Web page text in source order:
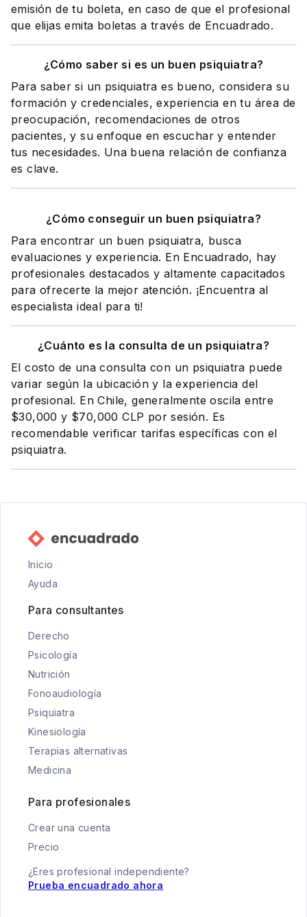
emisión de tu boleta, en caso de que el profesional
que elijas emita boletas a través de Encuadrado.
¿Cómo saber si es un buen psiquiatra?
Para saber si un psiquiatra es bueno, considera su
formación y credenciales, experiencia en tu área de
preocupación, recomendaciones de otros
pacientes, y su enfoque en escuchar y entender
tus necesidades. Una buena relación de confianza
es clave.
¿Cómo conseguir un buen psiquiatra?
Para encontrar un buen psiquiatra, busca
evaluaciones y experiencia. En Encuadrado, hay
profesionales destacados y altamente capacitados
para ofrecerte la mejor atención. ¡Encuentra al
especialista ideal para ti!
¿Cuánto es la consulta de un psiquiatra?
El costo de una consulta con un psiquiatra puede
variar según la ubicación y la experiencia del
profesional. En Chile, generalmente oscila entre
$30,000 y $70,000 CLP por sesión. Es
recomendable verificar tarifas específicas con el
psiquiatra.
Inicio
Ayuda
Para consultantes
Derecho
Psicología
Nutrición
Fonoaudiología
Psiquiatra
Kinesiología
Terapias alternativas
Medicina
Para profesionales
Crear una cuenta
Precio
¿Eres profesional independiente?
Prueba encuadrado ahora